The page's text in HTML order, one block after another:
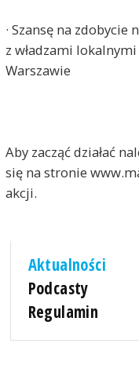
· Szansę na
z władzami
Warszawie
Aby zacząć działać
się na stronie
akcji.
Aktualności
Podcasty
Regulamin